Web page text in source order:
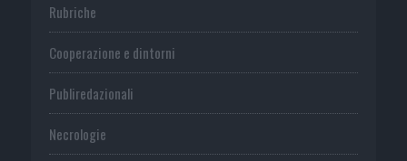
Rubriche
Cooperazione e dintorni
Publiredazionali
Necrologie